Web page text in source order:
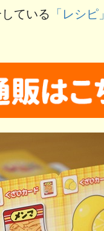
ている 「レシピ」